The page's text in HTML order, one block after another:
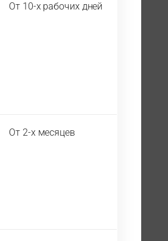
От 10-х рабочих дней
От 2-х месяцев